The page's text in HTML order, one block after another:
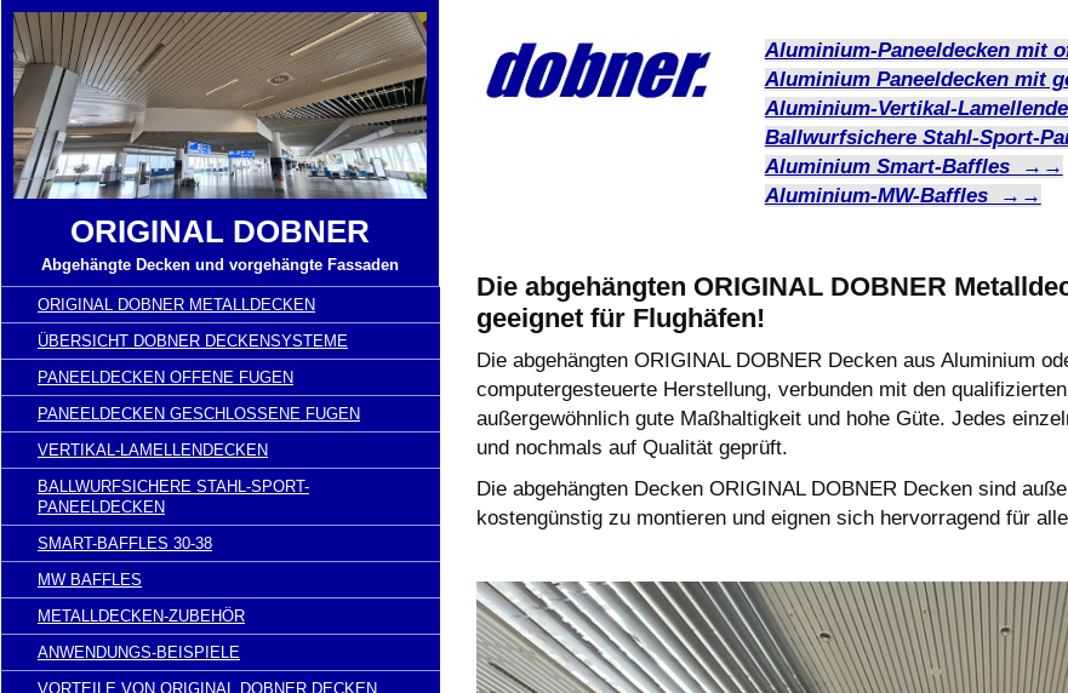
ORIGINAL DOBNER
Abgehängte Decken und vorgehängte Fassaden
ORIGINAL DOBNER METALLDECKEN
ÜBERSICHT DOBNER DECKENSYSTEME
PANEELDECKEN OFFENE FUGEN
PANEELDECKEN GESCHLOSSENE FUGEN
VERTIKAL-LAMELLENDECKEN
BALLWURFSICHERE STAHL-SPORT-
PANEELDECKEN
SMART-BAFFLES 30-38
MW BAFFLES
METALLDECKEN-ZUBEHÖR
ANWENDUNGS-BEISPIELE
VORTEILE VON ORIGINAL DOBNER DECKEN
Aluminium-Paneeldecken mit
Aluminium Paneeldecken mit
Aluminium-Vertikal-
Ballwurfsichere Stahl-Sport-
Aluminium Smart-Baffles →→
Aluminium-MW-Baffles →→
Die abgehängten ORIGINAL DOBNER
geeignet für Flughäfen!
Die abgehängten ORIGINAL DOBNER Decken aus Aluminium
computergesteuerte Herstellung, verbunden mit den
außergewöhnlich gute Maßhaltigkeit und hohe Güte. Jedes
und nochmals auf Qualität geprüft.
Die abgehängten Decken ORIGINAL DOBNER Decken sind
kostengünstig zu montieren und eignen sich hervorragend für